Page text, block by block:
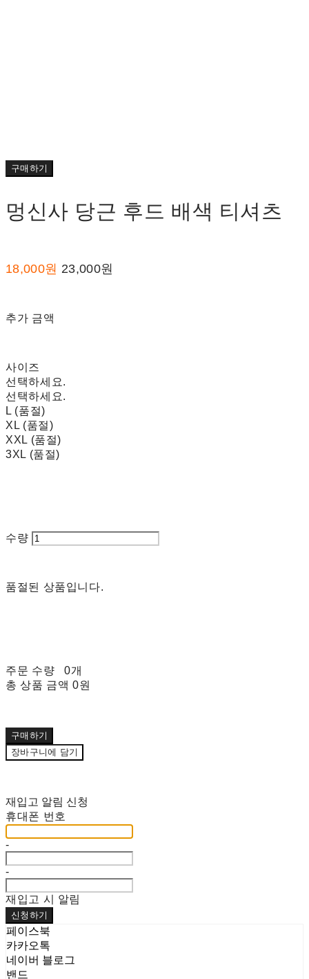
구매하기
멍신사 당근 후드 배색 티셔츠
18,000원 23,000원
추가 금액
사이즈
선택하세요.
선택하세요.
L (품절)
XL (품절)
XXL (품절)
3XL (품절)
수량
품절된 상품입니다.
주문 수량
0개
총 상품 금액 0원
구매하기
장바구니에 담기
재입고 알림 신청
휴대폰 번호
-
-
재입고 시 알림
신청하기
페이스북
카카오톡
네이버 블로그
밴드